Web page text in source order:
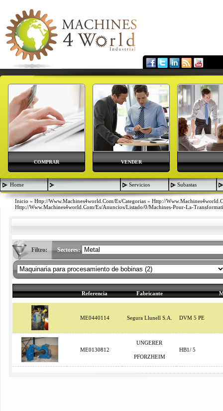
VENDER
COMPRAR
Home Servicios Subastas
Inicio » Http://www.machines4world.com/es/categorias » Http://
Http://www.machines4world.com/es/anuncios/listado/0/machines-Pour-La-
Filtro: Sectores:
Referencia Fabricante
ME0440114 Segura Llunell S.A. DVM 5 PE
ME0130812
UNGERER
PFORZHEIM
HB1/ 5